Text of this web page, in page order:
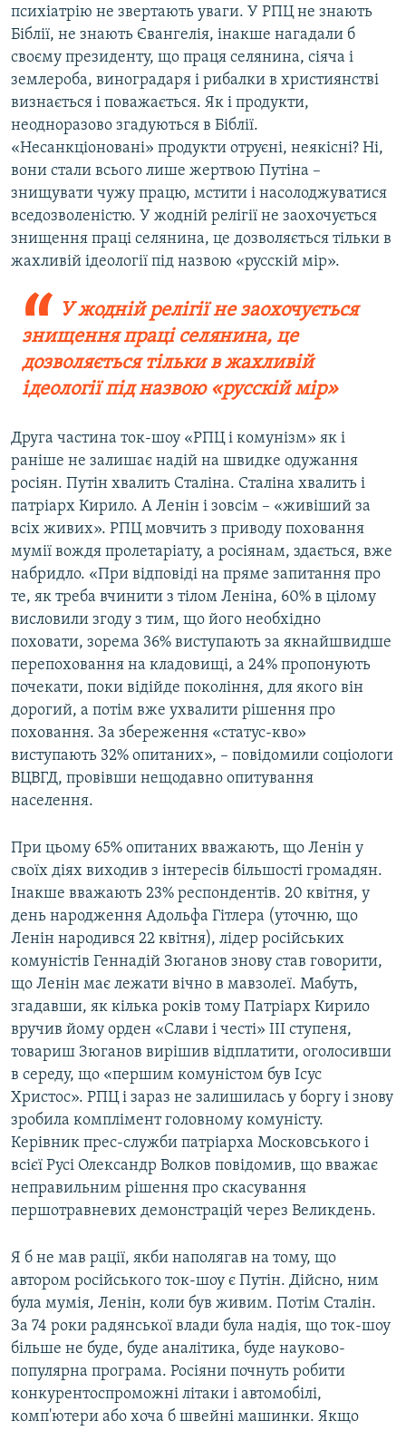
психіатрію не звертають уваги. У РПЦ не знають
Біблії, не знають Євангелія, інакше нагадали б
своєму президенту, що праця селянина, сіяча і
землероба, виноградаря і рибалки в християнстві
визнається і поважається. Як і продукти,
неодноразово згадуються в Біблії.
«Несанкціоновані» продукти отруєні, неякісні? Ні,
вони стали всього лише жертвою Путіна –
знищувати чужу працю, мстити і насолоджуватися
вседозволеністю. У жодній релігії не заохочується
знищення праці селянина, це дозволяється тільки в
жахливій ідеології під назвою «русскій мір».
У жодній релігії не заохочується
знищення праці селянина, це
дозволяється тільки в жахливій
ідеології під назвою «русскій мір»
Друга частина ток-шоу «РПЦ і комунізм» як і
раніше не залишає надій на швидке одужання
росіян. Путін хвалить Сталіна. Сталіна хвалить і
патріарх Кирило. А Ленін і зовсім – «живіший за
всіх живих». РПЦ мовчить з приводу поховання
мумії вождя пролетаріату, а росіянам, здається, вже
набридло. «При відповіді на пряме запитання про
те, як треба вчинити з тілом Леніна, 60% в цілому
висловили згоду з тим, що його необхідно
поховати, зорема 36% виступають за якнайшвидше
перепоховання на кладовищі, а 24% пропонують
почекати, поки відійде покоління, для якого він
дорогий, а потім вже ухвалити рішення про
поховання. За збереження «статус-кво»
виступають 32% опитаних», – повідомили соціологи
ВЦВГД, провівши нещодавно опитування
населення.
При цьому 65% опитаних вважають, що Ленін у
своїх діях виходив з інтересів більшості громадян.
Інакше вважають 23% респондентів. 20 квітня, у
день народження Адольфа Гітлера (уточню, що
Ленін народився 22 квітня), лідер російських
комуністів Геннадій Зюганов знову став говорити,
що Ленін має лежати вічно в мавзолеї. Мабуть,
згадавши, як кілька років тому Патріарх Кирило
вручив йому орден «Слави і честі» III ступеня,
товариш Зюганов вирішив відплатити, оголосивши
в середу, що «першим комуністом був Ісус
Христос». РПЦ і зараз не залишилась у боргу і знову
зробила комплімент головному комуністу.
Керівник прес-служби патріарха Московського і
всієї Русі Олександр Волков повідомив, що вважає
неправильним рішення про скасування
першотравневих демонстрацій через Великдень.
Я б не мав рації, якби наполягав на тому, що
автором російського ток-шоу є Путін. Дійсно, ним
була мумія, Ленін, коли був живим. Потім Сталін.
За 74 роки радянської влади була надія, що ток-шоу
більше не буде, буде аналітика, буде науково-
популярна програма. Росіяни почнуть робити
конкурентоспроможні літаки і автомобілі,
комп'ютери або хоча б швейні машинки. Якщо